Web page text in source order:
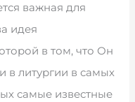
важная для
идея
в том, что Он
в литургии в самых
самые известные